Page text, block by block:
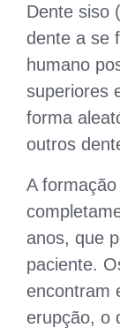
Dente siso
dente a se
humano
superiores
forma
outros
A
anos, que
paciente.
encontram
erupção, o